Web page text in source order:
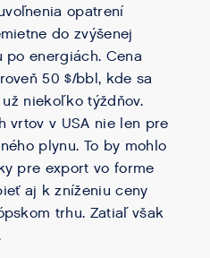
opatrení
do zvýšenej
energiách. Cena
50 $/bbl, kde sa
niekoľko týždňov.
vrtov v USA nie len pre
plynu. To by mohlo
pre export vo forme
aj k zníženiu ceny
trhu. Zatiaľ však